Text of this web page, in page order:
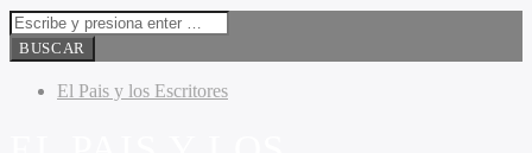
El Pais y los Escritores